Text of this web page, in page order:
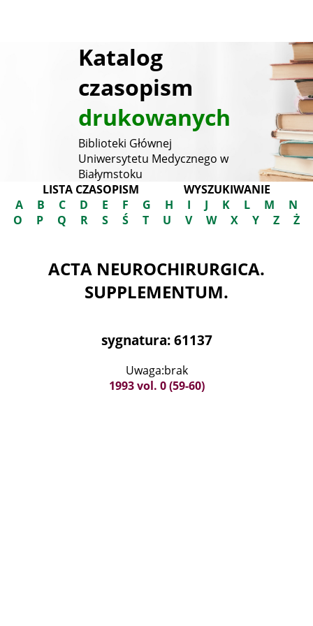
Katalog
czasopism
drukowanych
Biblioteki Głównej
Uniwersytetu Medycznego w
Białymstoku
LISTA CZASOPISM
WYSZUKIWANIE
A
B C D E F G H I J K L M
N
O
P Q R S Ś T U V W X Y Z Ż
ACTA NEUROCHIRURGICA.
SUPPLEMENTUM.
sygnatura: 61137
Uwaga:brak
1993 vol. 0 (59-60)